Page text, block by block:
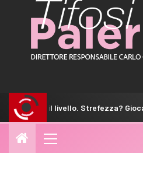
Strefezza? Giocatore di categoria”